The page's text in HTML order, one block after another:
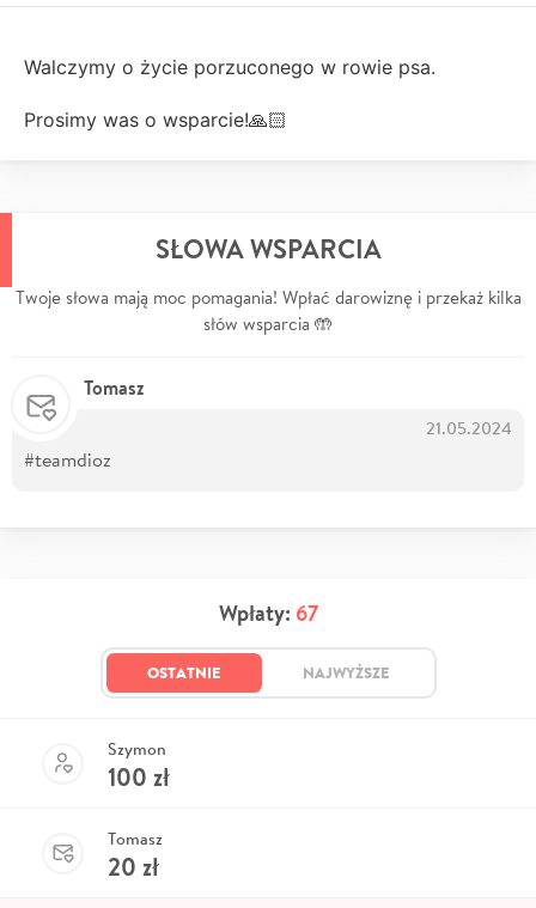
Walczymy o życie porzuconego w rowie psa.
Prosimy was o wsparcie!🙏🏻
SŁOWA WSPARCIA
Twoje słowa mają moc pomagania! Wpłać darowiznę i przekaż kilka
słów wsparcia 🤲
Tomasz
21.05.2024
#teamdioz
Wpłaty: 67
OSTATNIE NAJWYŻSZE
Szymon
100 zł
Tomasz
20 zł